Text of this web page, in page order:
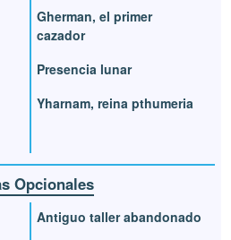
Gherman, el primer
cazador
Presencia lunar
Yharnam, reina pthumeria
Opcionales
Antiguo taller abandonado